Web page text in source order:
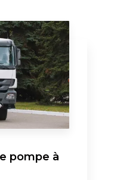
pompe à